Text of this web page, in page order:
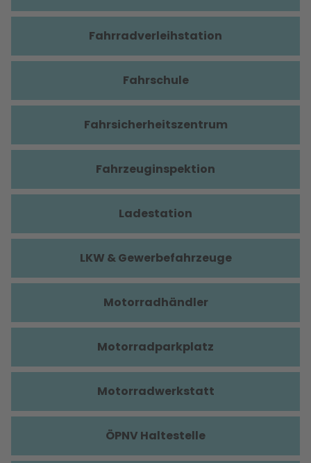
Fahrradverleihstation
Fahrschule
Fahrsicherheitszentrum
Fahrzeuginspektion
Ladestation
LKW & Gewerbefahrzeuge
Motorradhändler
Motorradparkplatz
Motorradwerkstatt
ÖPNV Haltestelle